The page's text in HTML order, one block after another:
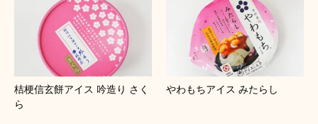
桔梗信玄餅アイス 吟造り さく
ら
やわもちアイス みたらし